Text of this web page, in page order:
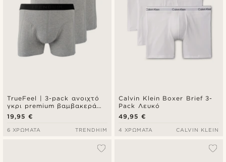
TrueFeel | 3-pack ανοιχτό
γκρι premium βαμβακερά
μποξεράκια τύπου brief
19,95 €
6 ΧΡΏΜΑΤΑ TRENDHIM
Calvin Klein Boxer Brief 3-
Pack Λευκό
49,95 €
4 ΧΡΏΜΑΤΑ CALVIN KLEIN